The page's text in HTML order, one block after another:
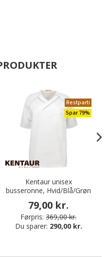
Restparti
Spar 79%
Kentaur unisex
busseronne, Hvid/Blå/Grøn
79,00 kr.
Førpris: 369,00 kr.
Du sparer: 290,00 kr.